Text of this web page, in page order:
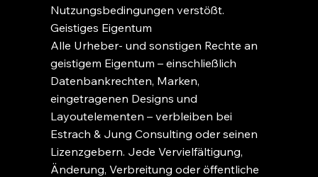
Nutzungsbedingungen verstößt.
Geistiges Eigentum
Alle Urheber- und sonstigen Rechte an
geistigem Eigentum – einschließlich
Datenbankrechten, Marken,
eingetragenen Designs und
Layoutelementen – verbleiben bei
Estrach & Jung Consulting oder seinen
Lizenzgebern. Jede Vervielfältigung,
Änderung, Verbreitung oder öffentliche